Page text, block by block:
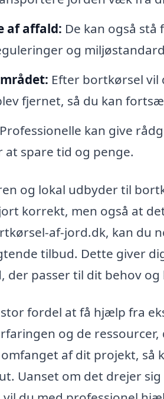
af affald: De kan også
og
Efter bortkørsel
fjernet, så du kan
Professionelle kan give
at spare tid og penge.
og lokal udbyder til
korrekt, men også at
af-jord.dk, kan du
tilbud. Dette giver
der passer til dit behov og
fordel at få hjælp fra
og de
af dit projekt, så
Uanset om det drejer